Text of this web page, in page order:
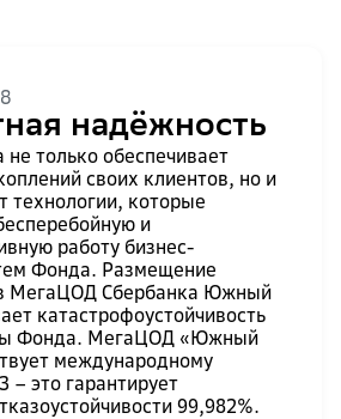
надёжность
только обеспечивает
своих клиентов, но и
технологии, которые
и
работу бизнес-
Фонда. Размещение
МегаЦОД Сбербанка Южный
катастрофоустойчивость
Фонда. МегаЦОД «Южный
международному
– это гарантирует
99,982%.